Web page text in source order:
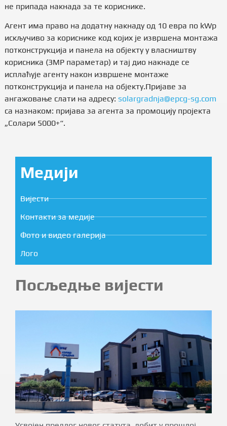
не припада накнада за те кориснике.
Агент има право на додатну накнаду од 10 евра по kWp
искључиво за кориснике код којих је извршена монтажа
потконструкција и панела на објекту у власништву
корисника (ЗМР параметар) и тај дио накнаде се
исплаћује агенту након извршене монтаже
потконструкција и панела на објекту.Пријаве за
ангажовање слати на адресу: solargradnja@epcg-sg.com
са назнаком: пријава за агента за промоцију пројекта
„Солари 5000+“.
Медији
Вијести
Контакти за медије
Фото и видео галерија
Лого
Посљедње вијести